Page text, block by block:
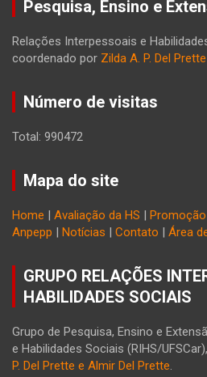
Pesquisa, Ensino e
Relações Interpessoais e
coordenado por Zilda A. P. Del Prette
Número de visitas
Total: 990472
Mapa do site
Home | Avaliação da HS | Promoção
Anpepp | Notícias | Contato | Área
GRUPO RELAÇÕES
HABILIDADES SOCIAIS
Grupo de Pesquisa, Ensino e
e Habilidades Sociais (RIHS/
P. Del Prette e Almir Del Prette.